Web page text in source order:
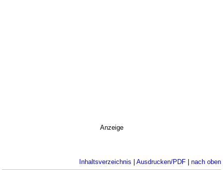
Anzeige
Inhaltsverzeichnis | Ausdrucken/PDF| nach oben